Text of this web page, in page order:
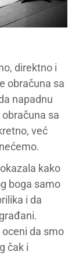
direktno i
obračuna sa
napadnu
sa
već
kako
boga samo
i da
da smo
čak i